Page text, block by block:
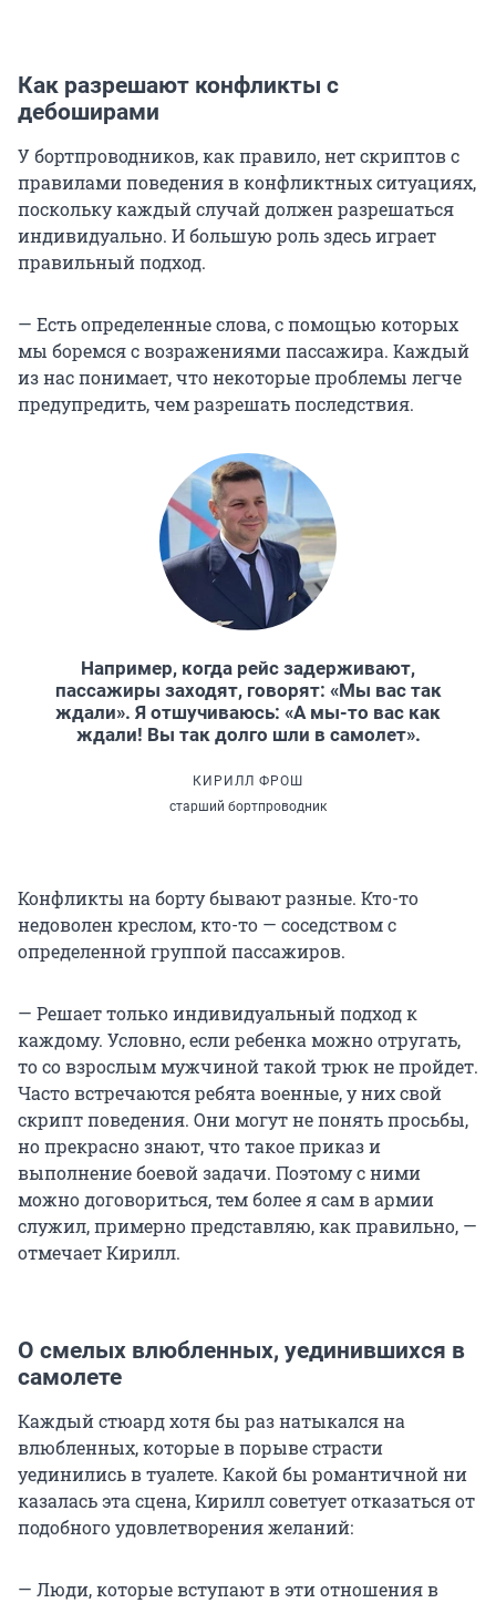
Как разрешают конфликты с
дебоширами
У бортпроводников, как правило, нет скриптов с
правилами поведения в конфликтных ситуациях,
поскольку каждый случай должен разрешаться
индивидуально. И большую роль здесь играет
правильный подход.
— Есть определенные слова, с помощью которых
мы боремся с возражениями пассажира. Каждый
из нас понимает, что некоторые проблемы легче
предупредить, чем разрешать последствия.
Например, когда рейс задерживают,
пассажиры заходят, говорят: «Мы вас так
ждали». Я отшучиваюсь: «А мы-то вас как
ждали! Вы так долго шли в самолет».
КИРИЛЛ ФРОШ
старший бортпроводник
Конфликты на борту бывают разные. Кто-то
недоволен креслом, кто-то — соседством с
определенной группой пассажиров.
— Решает только индивидуальный подход к
каждому. Условно, если ребенка можно отругать,
то со взрослым мужчиной такой трюк не пройдет.
Часто встречаются ребята военные, у них свой
скрипт поведения. Они могут не понять просьбы,
но прекрасно знают, что такое приказ и
выполнение боевой задачи. Поэтому с ними
можно договориться, тем более я сам в армии
служил, примерно представляю, как правильно, —
отмечает Кирилл.
О смелых влюбленных, уединившихся в
самолете
Каждый стюард хотя бы раз натыкался на
влюбленных, которые в порыве страсти
уединились в туалете. Какой бы романтичной ни
казалась эта сцена, Кирилл советует отказаться от
подобного удовлетворения желаний:
— Люди, которые вступают в эти отношения в